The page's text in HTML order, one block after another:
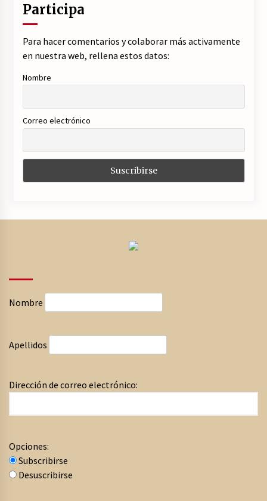
Participa
Para hacer comentarios y colaborar más activamente
en nuestra web, rellena estos datos:
Nombre
Correo electrónico
Nombre
Apellidos
Dirección de correo electrónico:
Opciones:
Subscribirse
Desuscribirse